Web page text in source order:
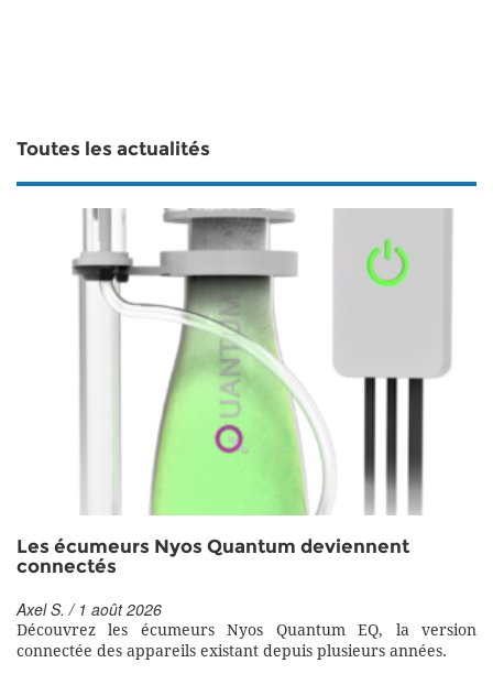
Toutes les actualités
Les écumeurs Nyos Quantum deviennent
connectés
Axel S. / 1 août 2026
Découvrez les écumeurs Nyos Quantum EQ, la version
connectée des appareils existant depuis plusieurs années.